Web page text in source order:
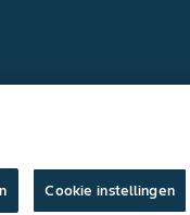
Cookie instellingen